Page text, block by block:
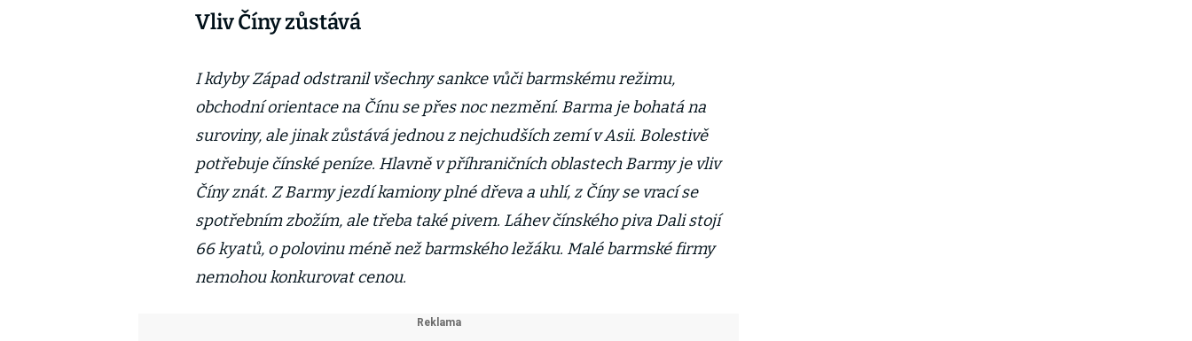
Vliv Číny zůstává
I kdyby Západ odstranil všechny sankce vůči barmskému režimu,
obchodní orientace na Čínu se přes noc nezmění. Barma je bohatá na
suroviny, ale jinak zůstává jednou z nejchudších zemí v Asii. Bolestivě
potřebuje čínské peníze. Hlavně v příhraničních oblastech Barmy je vliv
Číny znát. Z Barmy jezdí kamiony plné dřeva a uhlí, z Číny se vrací se
spotřebním zbožím, ale třeba také pivem. Láhev čínského piva Dali stojí
66 kyatů, o polovinu méně než barmského ležáku. Malé barmské firmy
nemohou konkurovat cenou.